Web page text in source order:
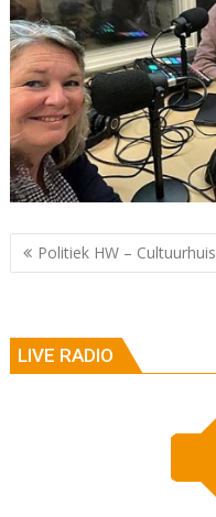
Berichtnavigatie
Politiek HW – Cultuurhuis
LIVE RADIO